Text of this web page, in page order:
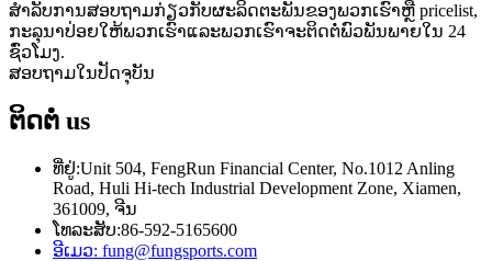
ສໍາ​ລັບ​ການ​ສອບ​ຖາມ​ກ່ຽວ​ກັບ​ຜະ​ລິດ​ຕະ​ພັນ​ຂອງ​ພວກ​ເຮົາ​ຫຼື pricelist​,
ກະ​ລຸ​ນາ​ປ່ອຍ​ໃຫ້​ພວກ​ເຮົາ​ແລະ​ພວກ​ເຮົາ​ຈະ​ຕິດ​ຕໍ່​ພົວ​ພັນ​ພາຍ​ໃນ 24
ຊົ່ວ​ໂມງ​.
ສອບ​ຖາມ​ໃນ​ປັດ​ຈຸ​ບັນ​
ຕິດຕໍ່ us
ທີ່ຢູ່:Unit 504, FengRun Financial Center, No.1012 Anling
Road, Huli Hi-tech Industrial Development Zone, Xiamen,
361009, ຈີນ
ໂທລະສັບ:86-592-5165600
ອີເມວ: fung@fungsports.com